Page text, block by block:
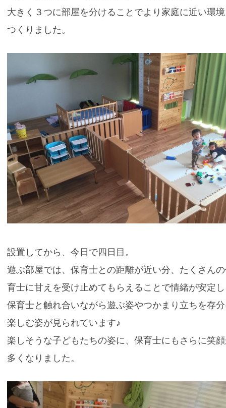
大きく３つに部屋を分けることでより家庭に近い環
つくりました。
設置してから、今日で四日目。
遊ぶ部屋では、保育士との距離が近い分、たくさん
育士に甘えを受け止めてもらえることで情緒が安定
保育士と触れ合いながら遊ぶ姿やつかまり立ちを存
楽しむ姿が見られています♪
楽しそうな子どもたちの姿に、保育士にもさらに笑
多くなりました。